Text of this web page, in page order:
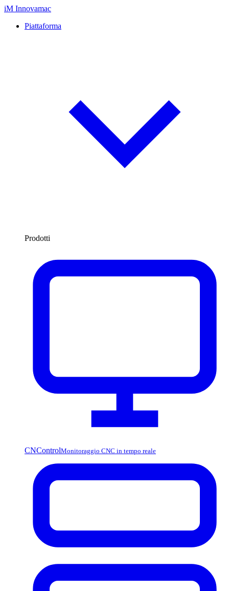
iM Innovamac
Piattaforma
Prodotti
CNControlMonitoraggio CNC in tempo reale